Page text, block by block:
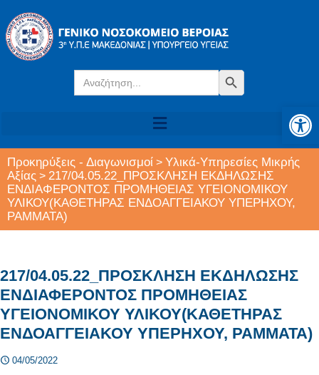
Search
for:
Search Button
Προκηρύξεις - Διαγωνισμοί > Υλικά-Υπηρεσίες Μικρής
Αξίας > 217/04.05.22_ΠΡΟΣΚΛΗΣΗ ΕΚΔΗΛΩΣΗΣ
ΕΝΔΙΑΦΕΡΟΝΤΟΣ ΠΡΟΜΗΘΕΙΑΣ ΥΓΕΙΟΝΟΜΙΚΟΥ
ΥΛΙΚΟΥ(ΚΑΘΕΤΗΡΑΣ ΕΝΔΟΑΓΓΕΙΑΚΟΥ ΥΠΕΡΗΧΟΥ,
ΡΑΜΜΑΤΑ)
217/04.05.22_ΠΡΟΣΚΛΗΣΗ ΕΚΔΗΛΩΣΗΣ
ΕΝΔΙΑΦΕΡΟΝΤΟΣ ΠΡΟΜΗΘΕΙΑΣ
ΥΓΕΙΟΝΟΜΙΚΟΥ ΥΛΙΚΟΥ(ΚΑΘΕΤΗΡΑΣ
ΕΝΔΟΑΓΓΕΙΑΚΟΥ ΥΠΕΡΗΧΟΥ, ΡΑΜΜΑΤΑ)
04/05/2022